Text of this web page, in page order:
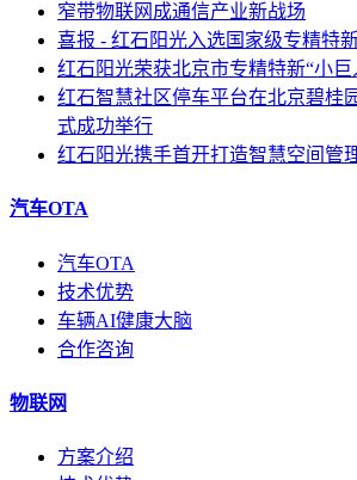
窄带物联网成通信产业新战场
喜报 - 红石阳光入选国家级专精特
红石阳光荣获北京市专精特新“小巨
红石智慧社区停车平台在北京碧桂
式成功举行
红石阳光携手首开打造智慧空间管
汽车OTA
汽车OTA
技术优势
车辆AI健康大脑
合作咨询
物联网
方案介绍